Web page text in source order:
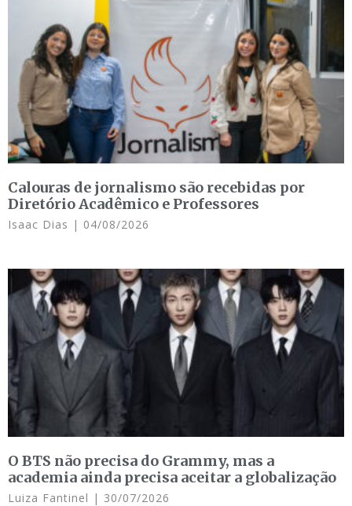
Calouras de jornalismo são recebidas por
Diretório Acadêmico e Professores
Isaac Dias 04/08/2026
O BTS não precisa do Grammy, mas a
academia ainda precisa aceitar a globalização
Luiza Fantinel 30/07/2026